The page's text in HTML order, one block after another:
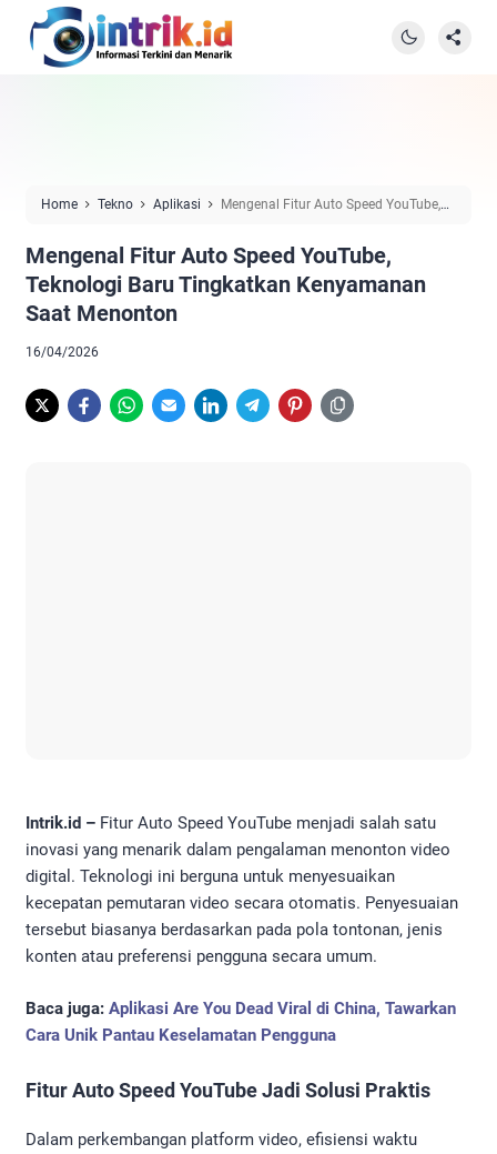
Home Tekno Aplikasi
Mengenal Fitur Auto Speed YouTube,
Mengenal Fitur Auto Speed YouTube,
Teknologi Baru Tingkatkan Kenyamanan
Saat Menonton
16/04/2026
Intrik.id – Fitur Auto Speed YouTube menjadi salah satu
inovasi yang menarik dalam pengalaman menonton video
digital. Teknologi ini berguna untuk menyesuaikan
kecepatan pemutaran video secara otomatis. Penyesuaian
tersebut biasanya berdasarkan pada pola tontonan, jenis
konten atau preferensi pengguna secara umum.
Baca juga: Aplikasi Are You Dead Viral di China, Tawarkan
Cara Unik Pantau Keselamatan Pengguna
Fitur Auto Speed YouTube Jadi Solusi Praktis
Dalam perkembangan platform video, efisiensi waktu